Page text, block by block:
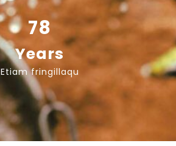
78
Years
Etiam fringillaqu